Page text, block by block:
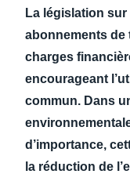
La législation
abonnements de
charges
encourageant
commun. Dans
d’importance,
la réduction de